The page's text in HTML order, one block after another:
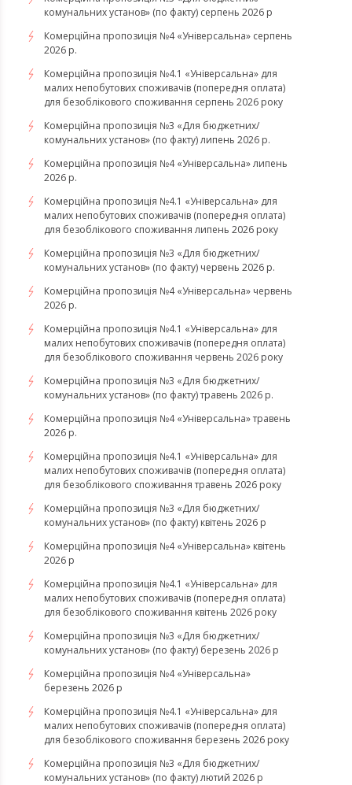
комунальних установ» (по факту) серпень 2026 р
Комерційна пропозиція №4 «Універсальна» серпень
2026 р.
Комерційна пропозиція №4.1 «Універсальна» для
малих непобутових споживачів (попередня оплата)
для безоблікового споживання серпень 2026 року
Комерційна пропозиція №3 «Для бюджетних/
комунальних установ» (по факту) липень 2026 р.
Комерційна пропозиція №4 «Універсальна» липень
2026 р.
Комерційна пропозиція №4.1 «Універсальна» для
малих непобутових споживачів (попередня оплата)
для безоблікового споживання липень 2026 року
Комерційна пропозиція №3 «Для бюджетних/
комунальних установ» (по факту) червень 2026 р.
Комерційна пропозиція №4 «Універсальна» червень
2026 р.
Комерційна пропозиція №4.1 «Універсальна» для
малих непобутових споживачів (попередня оплата)
для безоблікового споживання червень 2026 року
Комерційна пропозиція №3 «Для бюджетних/
комунальних установ» (по факту) травень 2026 р.
Комерційна пропозиція №4 «Універсальна» травень
2026 р.
Комерційна пропозиція №4.1 «Універсальна» для
малих непобутових споживачів (попередня оплата)
для безоблікового споживання травень 2026 року
Комерційна пропозиція №3 «Для бюджетних/
комунальних установ» (по факту) квітень 2026 р
Комерційна пропозиція №4 «Універсальна» квітень
2026 р
Комерційна пропозиція №4.1 «Універсальна» для
малих непобутових споживачів (попередня оплата)
для безоблікового споживання квітень 2026 року
Комерційна пропозиція №3 «Для бюджетних/
комунальних установ» (по факту) березень 2026 р
Комерційна пропозиція №4 «Універсальна»
березень 2026 р
Комерційна пропозиція №4.1 «Універсальна» для
малих непобутових споживачів (попередня оплата)
для безоблікового споживання березень 2026 року
Комерційна пропозиція №3 «Для бюджетних/
комунальних установ» (по факту) лютий 2026 р